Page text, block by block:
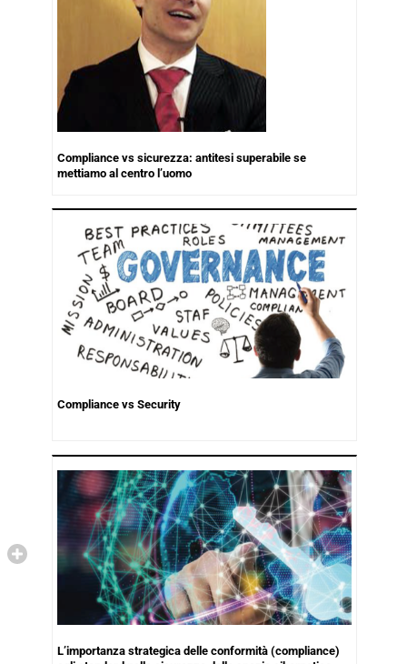
Compliance vs sicurezza: antitesi superabile se
mettiamo al centro l’uomo
Compliance vs Security
L’importanza strategica delle conformità (compliance)